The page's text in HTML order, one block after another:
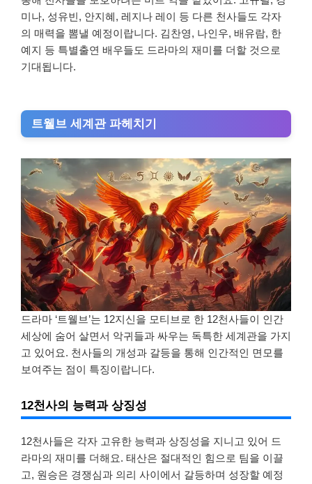
미나, 성유빈, 안지혜, 레지나 레이 등 다른 천사들도 각자
의 매력을 뽐낼 예정이랍니다. 김찬영, 나인우, 배유람, 한
예지 등 특별출연 배우들도 드라마의 재미를 더할 것으로
기대됩니다.
트웰브 세계관 파헤치기
드라마 ‘트웰브’는 12지신을 모티브로 한 12천사들이 인간
세상에 숨어 살면서 악귀들과 싸우는 독특한 세계관을 가지
고 있어요. 천사들의 개성과 갈등을 통해 인간적인 면모를
보여주는 점이 특징이랍니다.
12천사의 능력과 상징성
12천사들은 각자 고유한 능력과 상징성을 지니고 있어 드
라마의 재미를 더해요. 태산은 절대적인 힘으로 팀을 이끌
고, 원승은 경쟁심과 의리 사이에서 갈등하며 성장할 예정